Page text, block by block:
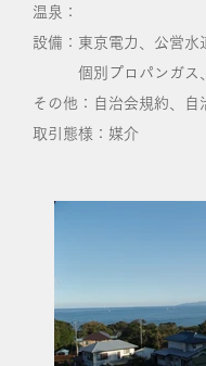
温泉：
設備：東京電力、公営水
個別プロパンガス、
その他：自治会規約、自
取引態様：媒介